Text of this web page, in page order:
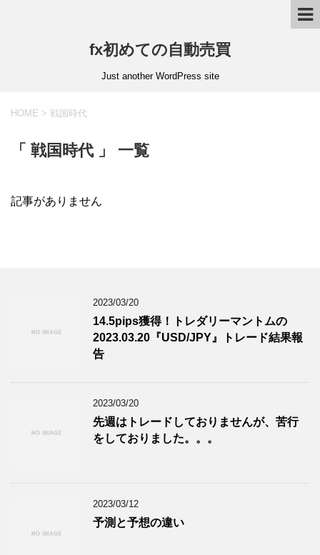
fx初めての自動売買
Just another WordPress site
HOME > 戦国時代
「 戦国時代 」 一覧
記事がありません
2023/03/20
14.5pips獲得！トレダリーマントムの
2023.03.20『USD/JPY』トレード結果報
告
2023/03/20
先週はトレードしておりませんが、苦行
をしておりました。。。
2023/03/12
予測と予想の違い